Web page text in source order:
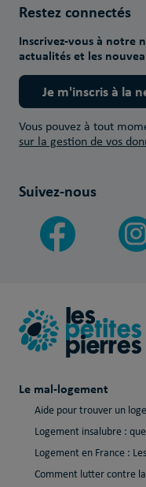
Restez connectés
Inscrivez-vous à notre
actualités et les
Je m'inscris à la
Vous pouvez à tout
sur la gestion de vos
Suivez-nous
Le mal-logement
Aide pour trouver un
Logement insalubre :
Logement en France :
Comment lutter contre